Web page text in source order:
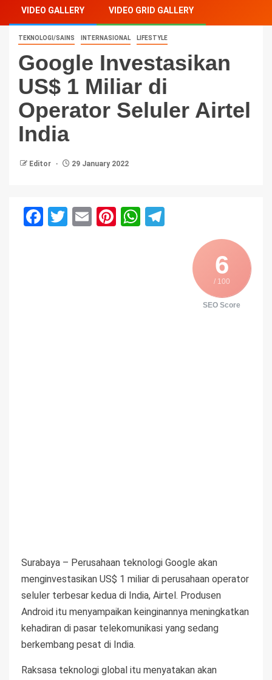
VIDEO GALLERY VIDEO GRID GALLERY
TEKNOLOGI/SAINS INTERNASIONAL LIFESTYLE
Google Investasikan
US$ 1 Miliar di
Operator Seluler Airtel
India
Editor 29 January 2022
Facebook
Twitter
EmailPinterest
WhatsApp
6
/ 100
SEO Score
Surabaya – Perusahaan teknologi Google akan
menginvestasikan US$ 1 miliar di perusahaan operator
seluler terbesar kedua di India, Airtel. Produsen
Android itu menyampaikan keinginannya meningkatkan
kehadiran di pasar telekomunikasi yang sedang
berkembang pesat di India.
Raksasa teknologi global itu menyatakan akan